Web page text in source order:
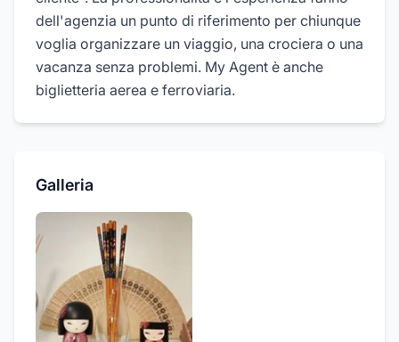
dell'agenzia un punto di riferimento per chiunque
voglia organizzare un viaggio, una crociera o una
vacanza senza problemi. My Agent è anche
biglietteria aerea e ferroviaria.
Galleria